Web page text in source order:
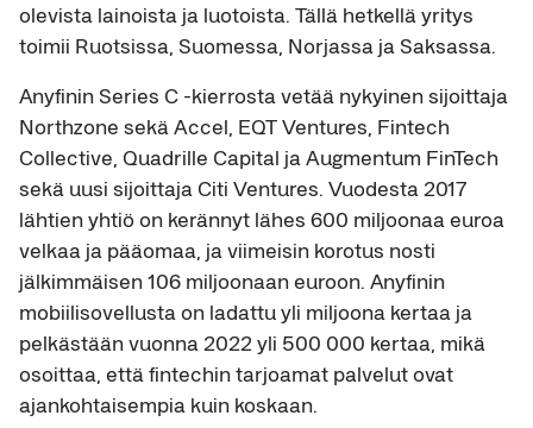
olevista lainoista ja luotoista. Tällä hetkellä yritys
toimii Ruotsissa, Suomessa, Norjassa ja Saksassa.
Anyfinin Series C -kierrosta vetää nykyinen sijoittaja
Northzone sekä Accel, EQT Ventures, Fintech
Collective, Quadrille Capital ja Augmentum FinTech
sekä uusi sijoittaja Citi Ventures. Vuodesta 2017
lähtien yhtiö on kerännyt lähes 600 miljoonaa euroa
velkaa ja pääomaa, ja viimeisin korotus nosti
jälkimmäisen 106 miljoonaan euroon. Anyfinin
mobiilisovellusta on ladattu yli miljoona kertaa ja
pelkästään vuonna 2022 yli 500 000 kertaa, mikä
osoittaa, että fintechin tarjoamat palvelut ovat
ajankohtaisempia kuin koskaan.